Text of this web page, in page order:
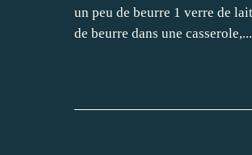
un peu de beurre 1 verre de
de beurre dans une casserole,...